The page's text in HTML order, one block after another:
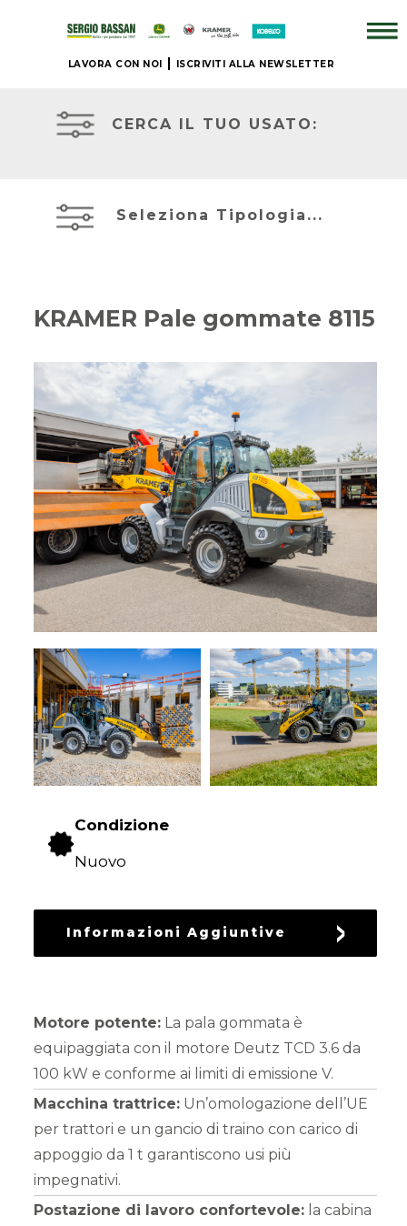
LAVORA CON NOI ISCRIVITI ALLA NEWSLETTER
NUOVO
USATO
NOLEGGIO
PROMOZIONI
SERVIZI
NEWS
CONTATTI
CERCA IL TUO USATO:
Seleziona Tipologia...
KRAMER Pale gommate 8115
Condizione
Nuovo
Informazioni Aggiuntive
Motore potente: La pala gommata è
equipaggiata con il motore Deutz TCD 3.6 da
100 kW e conforme ai limiti di emissione V.
Macchina trattrice: Un’omologazione dell’UE
per trattori e un gancio di traino con carico di
appoggio da 1 t garantiscono usi più
impegnativi.
Postazione di lavoro confortevole: la cabina
ED
ESCAVATORI
TRINCE
TESTATE
GIARDINAGGIO
RICAMBI